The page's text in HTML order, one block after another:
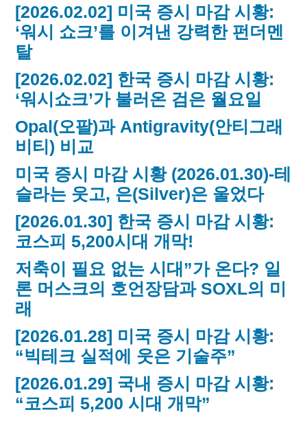
[2026.02.02] 미국 증시 마감 시황:
‘워시 쇼크’를 이겨낸 강력한 펀더멘
탈
[2026.02.02] 한국 증시 마감 시황:
‘워시쇼크’가 불러온 검은 월요일
Opal(오팔)과 Antigravity(안티그래
비티) 비교
미국 증시 마감 시황 (2026.01.30)-테
슬라는 웃고, 은(Silver)은 울었다
[2026.01.30] 한국 증시 마감 시황:
코스피 5,200시대 개막!
저축이 필요 없는 시대”가 온다? 일
론 머스크의 호언장담과 SOXL의 미
래
[2026.01.28] 미국 증시 마감 시황:
“빅테크 실적에 웃은 기술주”
[2026.01.29] 국내 증시 마감 시황:
“코스피 5,200 시대 개막”